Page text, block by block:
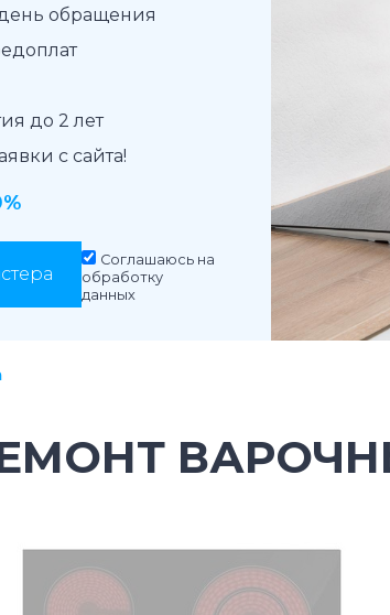
обращения
до 2 лет
с сайта!
Соглашаюсь на
обработку
данных